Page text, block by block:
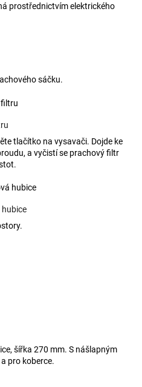
prostřednictvím elektrického
sáčku.
tlačítko na vysavači. Dojde ke
a vyčistí se prachový filtr
šířka 270 mm. S nášlapným
pro koberce.